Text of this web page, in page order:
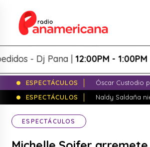
- Dj Pana |12:00PM - 1:00PM
ESPECTÁCULOS
Óscar Custodio
ESPECTÁCULOS
Naldy Saldaña
ESPECTÁCULOS